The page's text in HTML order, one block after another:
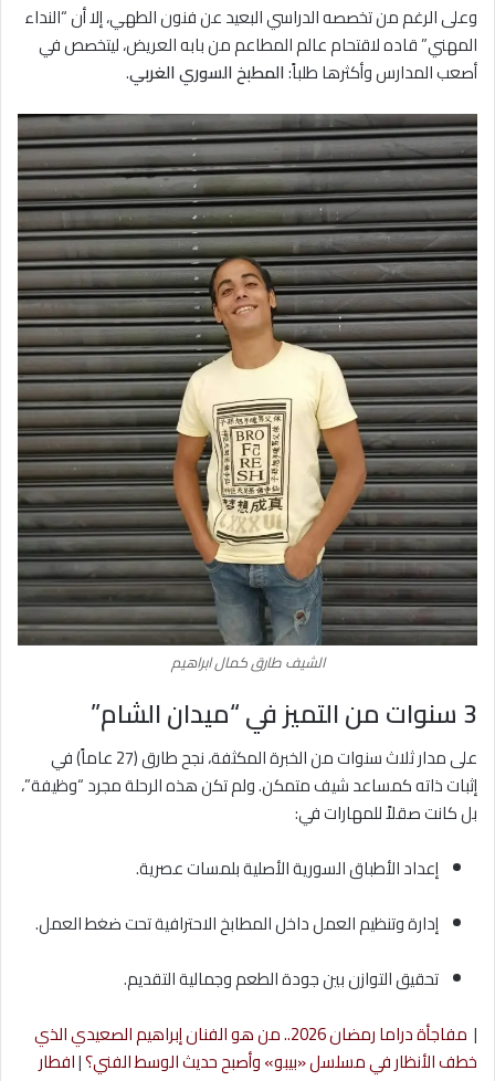
وعلى الرغم من تخصصه الدراسي البعيد عن فنون الطهي، إلا أن “النداء
المهني” قاده لاقتحام عالم المطاعم من بابه العريض، ليتخصص في
أصعب المدارس وأكثرها طلباً:المطبخ السوري الغربي.
الشيف طارق كمال ابراهيم
3 سنوات من التميز في “ميدان الشام”
على مدار ثلاث سنوات من الخبرة المكثفة، نجح طارق (27 عاماً) في
إثبات ذاته كمساعد شيف متمكن. ولم تكن هذه الرحلة مجرد “وظيفة”،
بل كانت صقلاً للمهارات في:
إعداد الأطباق السورية الأصلية بلمسات عصرية.
إدارة وتنظيم العمل داخل المطابخ الاحترافية تحت ضغط العمل.
تحقيق التوازن بين جودة الطعم وجمالية التقديم.
|
مفاجأة دراما رمضان 2026.. من هو الفنان إبراهيم الصعيدي الذي
خطف الأنظار في مسلسل «بيبو» وأصبح حديث الوسط الفني؟|افطار